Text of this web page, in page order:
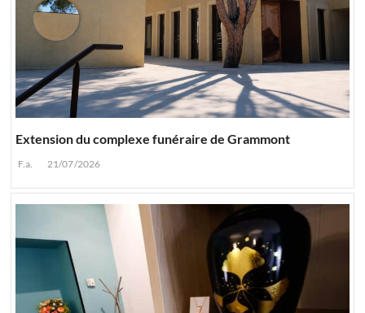
Extension du complexe funéraire de Grammont
F.a. 21/07/2026